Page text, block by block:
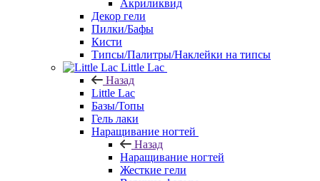
Акриликвид
Декор гели
Пилки/Бафы
Кисти
Типсы/Палитры/Наклейки на типсы
Little Lac
Назад
Little Lac
Базы/Топы
Гель лаки
Наращивание ногтей
Назад
Наращивание ногтей
Жесткие гели